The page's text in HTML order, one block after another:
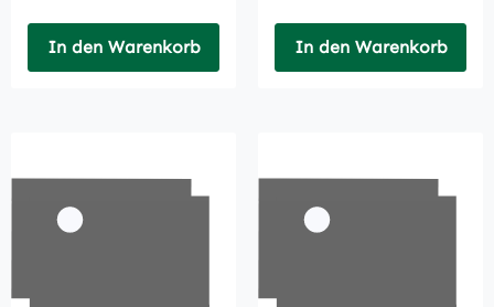
In den Warenkorb In den Warenkorb